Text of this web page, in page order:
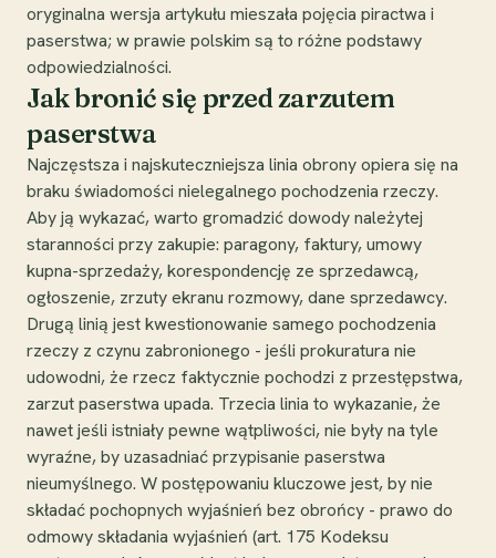
oryginalna wersja artykułu mieszała pojęcia piractwa i
paserstwa; w prawie polskim są to różne podstawy
odpowiedzialności.
Jak bronić się przed zarzutem
paserstwa
Najczęstsza i najskuteczniejsza linia obrony opiera się na
braku świadomości nielegalnego pochodzenia rzeczy.
Aby ją wykazać, warto gromadzić dowody należytej
staranności przy zakupie: paragony, faktury, umowy
kupna-sprzedaży, korespondencję ze sprzedawcą,
ogłoszenie, zrzuty ekranu rozmowy, dane sprzedawcy.
Drugą linią jest kwestionowanie samego pochodzenia
rzeczy z czynu zabronionego - jeśli prokuratura nie
udowodni, że rzecz faktycznie pochodzi z przestępstwa,
zarzut paserstwa upada. Trzecia linia to wykazanie, że
nawet jeśli istniały pewne wątpliwości, nie były na tyle
wyraźne, by uzasadniać przypisanie paserstwa
nieumyślnego. W postępowaniu kluczowe jest, by nie
składać pochopnych wyjaśnień bez obrońcy - prawo do
odmowy składania wyjaśnień (art. 175 Kodeksu